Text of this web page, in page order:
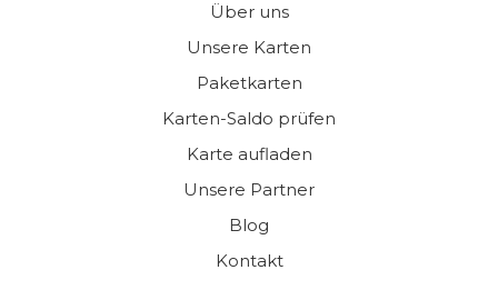
Über uns
Unsere Karten
Paketkarten
Karten-Saldo prüfen
Karte aufladen
Unsere Partner
Blog
Kontakt